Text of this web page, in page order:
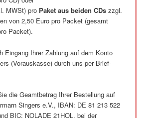
MWSt) proPaket aus beiden CDszzgl.
von 2,50 Euro pro Packet (gesamt
Packet).
Eingang Ihrer Zahlung auf dem Konto
(Vorauskasse) durch uns per Brief-
die Geamtbetrag Ihrer Bestellung auf
Singers e.V., IBAN: DE 81 213 522
BIC: NOLADE 21HOL, bei der